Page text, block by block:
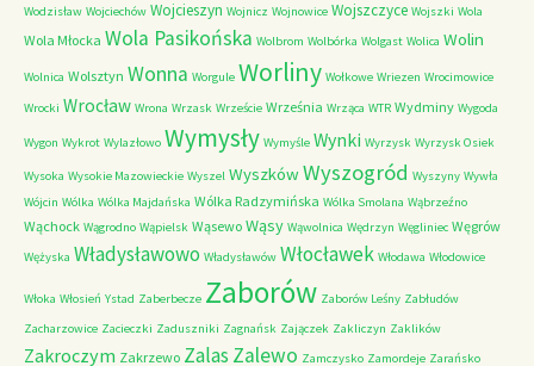
Wodzisław Wojciechów Wojcieszyn Wojnicz Wojnowice Wojszczyce Wojszki Wola
Wola Młocka Wola Pasikońska Wolbrom Wolbórka Wolgast Wolica Wolin
Wolnica Wolsztyn Wonna Worgule Worliny Wołkowe Wriezen Wrocimowice
Wrocki Wrocław Wrona Wrzask Wrzeście Września Wrząca WTR Wydminy Wygoda
Wygon Wykrot Wylazłowo Wymysły Wymyśle Wynki Wyrzysk Wyrzysk Osiek
Wysoka Wysokie Mazowieckie Wyszel WyszkówWyszogród Wyszyny Wywła
Wójcin Wólka Wólka Majdańska Wólka Radzymińska Wólka Smolana Wąbrzeźno
Wąchock Wągrodno Wąpielsk Wąsewo Wąsy Wąwolnica Wędrzyn Węgliniec Węgrów
Wężyska Władysławowo Władysławów Włocławek Włodawa Włodowice
Włoka Włosień Ystad Zaberbecze Zaborów Zaborów Leśny Zabłudów
Zacharzowice Zacieczki Zaduszniki Zagnańsk Zajączek Zakliczyn Zaklików
Zakroczym Zakrzewo ZalasZalewo Zamczysko Zamordeje Zarańsko